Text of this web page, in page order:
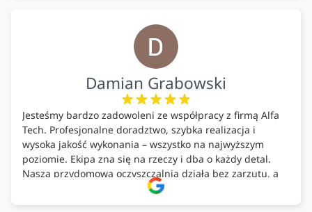
Damian Grabowski
Jesteśmy bardzo zadowoleni ze współpracy z firmą Alfa
Tech. Profesjonalne doradztwo, szybka realizacja i
wysoka jakość wykonania – wszystko na najwyższym
poziomie. Ekipa zna się na rzeczy i dba o każdy detal.
Nasza przydomowa oczyszczalnia działa bez zarzutu, a
całość została wykonana zgodnie z terminem i
ustaleniami. Z czystym sumieniem polecamy Alfa Tech